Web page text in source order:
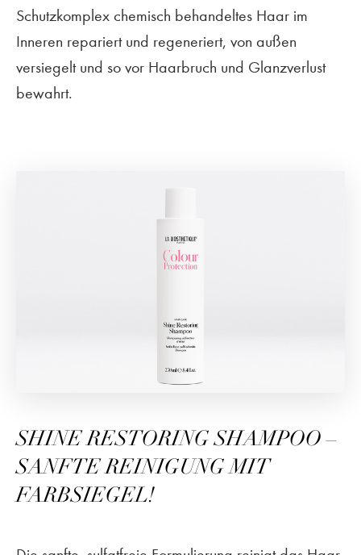
Schutzkomplex chemisch behandeltes Haar im
Inneren repariert und regeneriert, von außen
versiegelt und so vor Haarbruch und Glanzverlust
bewahrt.
SHINE RESTORING SHAMPOO –
SANFTE REINIGUNG MIT
FARBSIEGEL!